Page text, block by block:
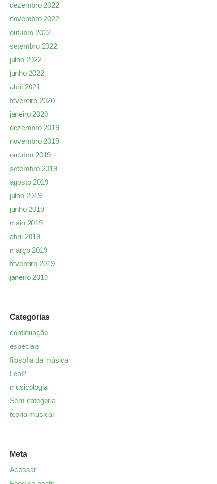
dezembro 2022
novembro 2022
outubro 2022
setembro 2022
julho 2022
junho 2022
abril 2021
fevereiro 2020
janeiro 2020
dezembro 2019
novembro 2019
outubro 2019
setembro 2019
agosto 2019
julho 2019
junho 2019
maio 2019
abril 2019
março 2019
fevereiro 2019
janeiro 2019
Categorias
continuação
especiais
filosofia da música
LeoP
musicologia
Sem categoria
teoria musical
Meta
Acessar